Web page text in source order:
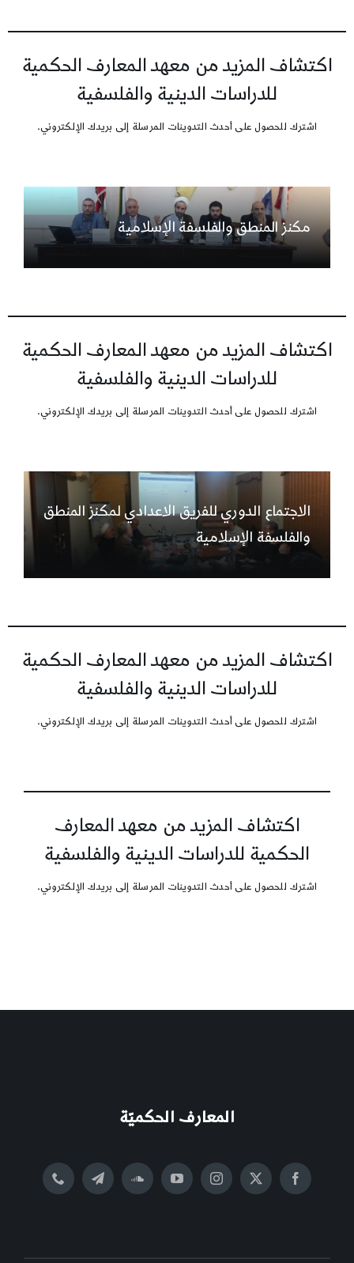
اكتشاف المزيد من معهد المعارف الحكمية
للدراسات الدينية والفلسفية
اشترك للحصول على أحدث التدوينات المرسلة إلى بريدك الإلكتروني.
مكنز المنطق والفلسفة الإسلامية
اكتشاف المزيد من معهد المعارف الحكمية
للدراسات الدينية والفلسفية
اشترك للحصول على أحدث التدوينات المرسلة إلى بريدك الإلكتروني.
الاجتماع الدوري للفريق الاعدادي لمكنز المنطق
والفلسفة الإسلامية
اكتشاف المزيد من معهد المعارف الحكمية
للدراسات الدينية والفلسفية
اشترك للحصول على أحدث التدوينات المرسلة إلى بريدك الإلكتروني.
اكتشاف المزيد من معهد المعارف
الحكمية للدراسات الدينية والفلسفية
اشترك للحصول على أحدث التدوينات المرسلة إلى بريدك الإلكتروني.
المعارف الحكميّة